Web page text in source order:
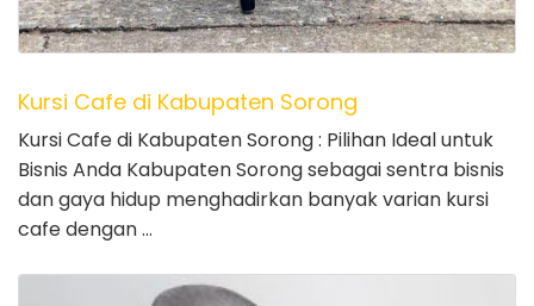
Kursi Cafe di Kabupaten Sorong
Kursi Cafe di Kabupaten Sorong : Pilihan Ideal untuk
Bisnis Anda Kabupaten Sorong sebagai sentra bisnis
dan gaya hidup menghadirkan banyak varian kursi
cafe dengan …